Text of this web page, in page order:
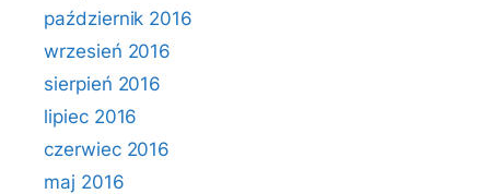
październik 2016
wrzesień 2016
sierpień 2016
lipiec 2016
czerwiec 2016
maj 2016